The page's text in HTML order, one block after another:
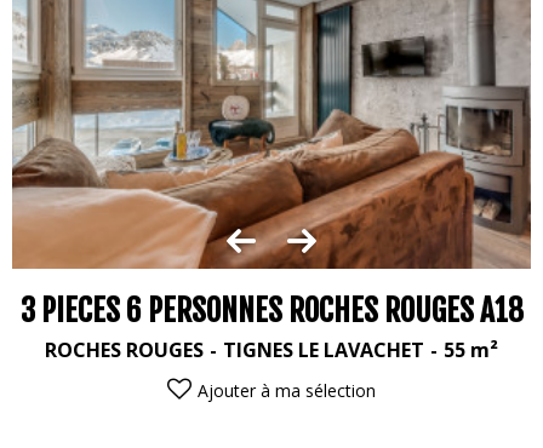
3 PIECES 6 PERSONNES ROCHES ROUGES A18
ROCHES ROUGES TIGNES LE LAVACHET 55 m²
Ajouter à ma sélection